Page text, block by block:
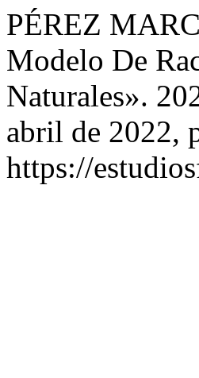
PÉREZ
Modelo De
Naturales».
abril de 2022,
https://